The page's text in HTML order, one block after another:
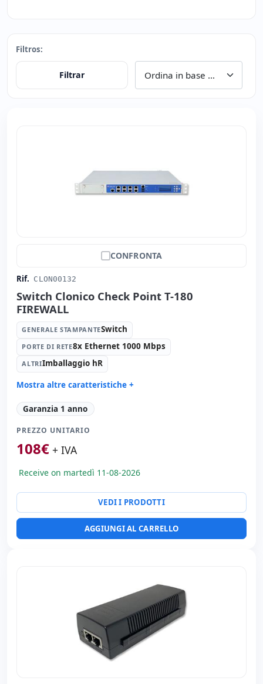
Filtros:
Filtrar
CONFRONTA
Rif. CLON00132
Switch Clonico Check Point T-180
FIREWALL
GENERALE STAMPANTESwitch
PORTE DI RETE8x Ethernet 1000 Mbps
ALTRIImballaggio hR
Mostra altre caratteristiche +
Generale stampante:
Porte di rete: 8x Ethernet 1000 Mbps.
Altri: Imballaggio hR
Dimensioni:
Garanzia 1 anno
PREZZO UNITARIO
108€ + IVA
Receive on martedì 11-08-2026
VEDI I PRODOTTI
AGGIUNGI AL CARRELLO